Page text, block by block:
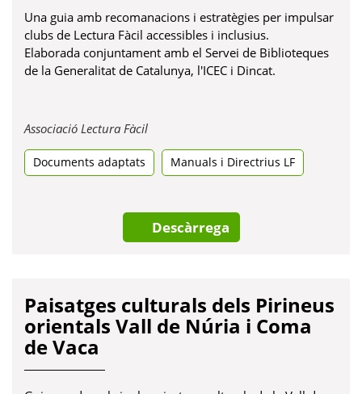
Una guia amb recomanacions i estratègies per impulsar
clubs de Lectura Fàcil accessibles i inclusius.
Elaborada conjuntament amb el Servei de Biblioteques
de la Generalitat de Catalunya, l'ICEC i Dincat.
Associació Lectura FàcilObre
pestanya
Documents adaptats Manuals i Directrius LF
Descàrrega
Paisatges culturals dels Pirineus
orientals Vall de Núria i Coma
de Vaca